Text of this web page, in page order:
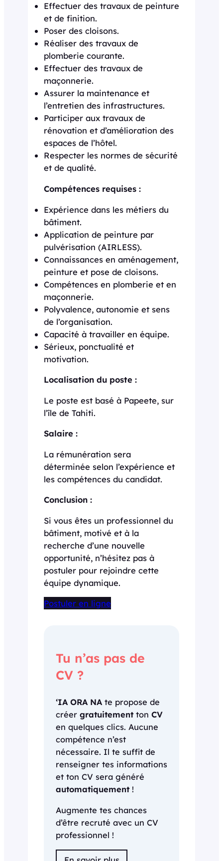
Effectuer des travaux de peinture
et de finition.
Poser des cloisons.
Réaliser des travaux de
plomberie courante.
Effectuer des travaux de
maçonnerie.
Assurer la maintenance et
l’entretien des infrastructures.
Participer aux travaux de
rénovation et d’amélioration des
espaces de l’hôtel.
Respecter les normes de sécurité
et de qualité.
Compétences requises :
Expérience dans les métiers du
bâtiment.
Application de peinture par
pulvérisation (AIRLESS).
Connaissances en aménagement,
peinture et pose de cloisons.
Compétences en plomberie et en
maçonnerie.
Polyvalence, autonomie et sens
de l’organisation.
Capacité à travailler en équipe.
Sérieux, ponctualité et
motivation.
Localisation du poste :
Le poste est basé à Papeete, sur
l’île de Tahiti.
Salaire :
La rémunération sera
déterminée selon l’expérience et
les compétences du candidat.
Conclusion :
Si vous êtes un professionnel du
bâtiment, motivé et à la
recherche d’une nouvelle
opportunité, n’hésitez pas à
postuler pour rejoindre cette
équipe dynamique.
Postuler en ligne
Tu n’as pas de
CV ?
‘IA ORA NA te propose de
créer gratuitementton CV
en quelques clics. Aucune
compétence n’est
nécessaire. Il te suffit de
renseigner tes informations
et ton CV sera généré
automatiquement!
Augmente tes chances
d’être recruté avec un CV
professionnel !